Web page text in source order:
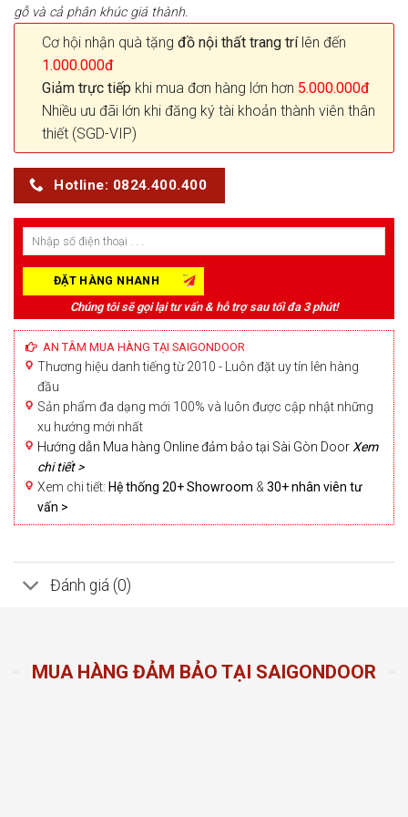
gỗ và cả phân khúc giá thành.
Cơ hội nhận quà tặng đồ nội thất trang trílên đến
1.000.000đ
Giảm trực tiếp khi mua đơn hàng lớn hơn 5.000.000đ
Nhiều ưu đãi lớn khi đăng ký tài khoản thành viên thân
thiết (SGD-VIP)
Hotline: 0824.400.400
Chúng tôi sẽ gọi lại tư vấn & hỗ trợ sau tối đa 3 phút!
AN TÂM MUA HÀNG TẠI SAIGONDOOR
Thương hiệu danh tiếng từ 2010 - Luôn đặt uy tín lên hàng
đầu
Sản phẩm đa dạng mới 100% và luôn được cập nhật những
xu hướng mới nhất
Hướng dẫn Mua hàng Online đảm bảo tại Sài Gòn Door Xem
chi tiết >
Xem chi tiết: Hệ thống 20+ Showroom & 30+ nhân viên tư
vấn >
Đánh giá (0)
MUA HÀNG ĐẢM BẢO TẠI SAIGONDOOR